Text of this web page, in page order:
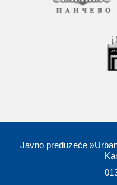
Javno preduzeće